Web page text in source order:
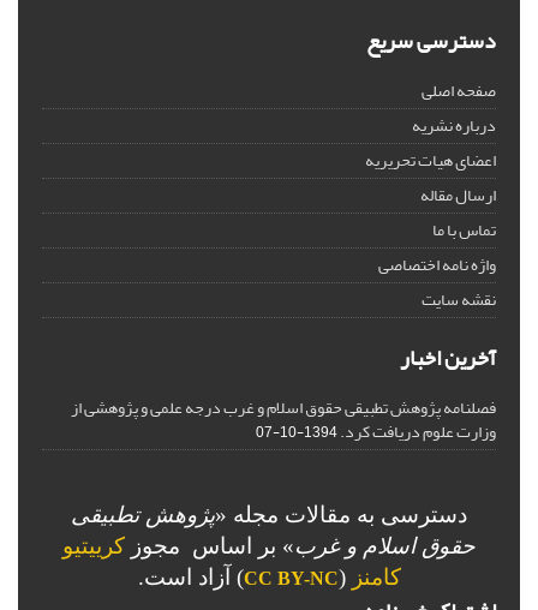
دسترسی سریع
صفحه اصلی
درباره نشریه
اعضای هیات تحریریه
ارسال مقاله
تماس با ما
واژه نامه اختصاصی
نقشه سایت
آخرین اخبار
فصلنامه پژوهش تطبیقی حقوق اسلام و غرب درجه علمی و پژوهشی از
وزارت علوم دریافت کرد.1394-10-07
دسترسی به مقالات مجله «پژوهش تطبیقی
حقوق اسلام و غرب» بر اساس مجوز کرییتیو
کامنز (
CC BY-NC) آزاد است.